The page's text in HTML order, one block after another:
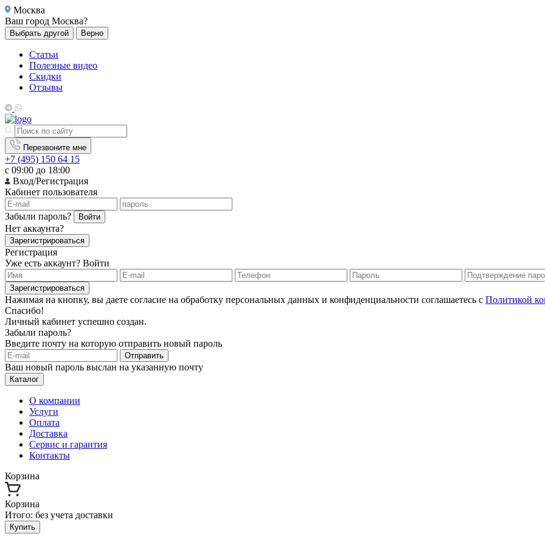
Москва
Ваш город Москва?
Выбрать другой Верно
Статьи
Полезные видео
Скидки
Отзывы
Перезвоните мне
+7 (495) 150 64 15
с 09:00 до 18:00
Вход/Регистрация
Кабинет пользователя
Забыли пароль? Войти
Нет аккаунта?
Зарегистрироваться
Регистрация
Уже есть аккаунт? Войти
Зарегистрироваться
Нажимая на кнопку, вы даете согласие на обработку персональных данных и конфиденциальности соглашаетесь с Политикой
Спасибо!
Личный кабинет успешно создан.
Забыли пароль?
Введите почту на которую отправить новый пароль
Отправить
Ваш новый пароль выслан на указанную почту
Каталог
О компании
Услуги
Оплата
Доставка
Сервис и гарантия
Контакты
Корзина
Корзина
Итого: без учета доставки
Купить